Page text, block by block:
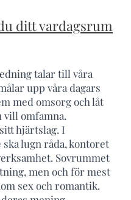
ditt vardagsrum
talar till våra
upp våra dagars
med omsorg och låt
vill omfamna.
hjärtslag. I
lugn råda, kontoret
Sovrummet
men och för mest
sex och romantik.